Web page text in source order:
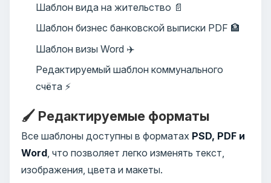
Шаблон вида на жительство 📄
Шаблон бизнес банковской выписки PDF 🏦
Шаблон визы Word ✈️
Редактируемый шаблон коммунального
счёта ⚡
🖌️ Редактируемые форматы
Все шаблоны доступны в форматах PSD, PDF и
Word , что позволяет легко изменять текст,
изображения, цвета и макеты.